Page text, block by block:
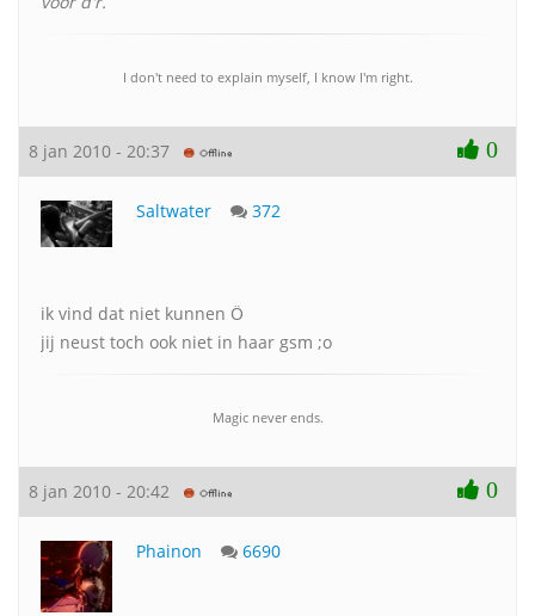
I don't need to explain myself, I know I'm right.
8 jan 2010 - 20:37 0
Saltwater 372
ik vind dat niet kunnen Ö
jij neust toch ook niet in haar gsm ;o
Magic never ends.
8 jan 2010 - 20:42 0
Phainon 6690